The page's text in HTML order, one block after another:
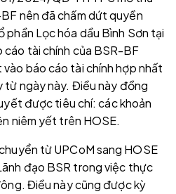
nên đã chấm dứt quyền
phần Lọc hóa dầu Bình Sơn tại
tài chính của BSR-BF
báo cáo tài chính hợp nhất
từ ngày này. Điều này đồng
được tiêu chí: các khoản
niêm yết trên HOSE.
từ UPCoM sang HOSE
đạo BSR trong việc thực
Điều này cũng được kỳ